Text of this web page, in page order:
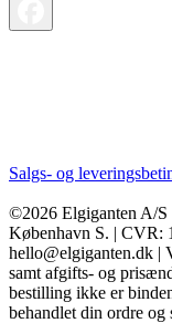
Salgs- og
©2026 Elgiganten A/S
København S. | CVR:
hello@elgiganten.dk |
samt afgifts- og
bestilling ikke er
behandlet din ordre og